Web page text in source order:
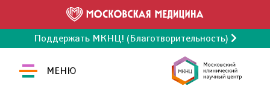
Поддержать МКНЦ! (Благотворительность)
МЕНЮ